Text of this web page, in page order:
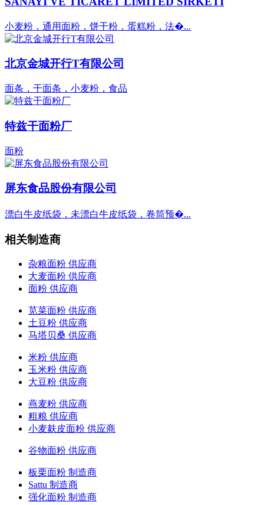
小麦粉，通用面粉，饼干粉，蛋糕粉，法�...
北京金城开行T有限公司
面条，干面条，小麦粉，食品
特兹干面粉厂
面粉
屏东食品股份有限公司
漂白牛皮纸袋，未漂白牛皮纸袋，卷筒预�...
相关制造商
杂粮面粉 供应商
大麦面粉 供应商
面粉 供应商
苋菜面粉 供应商
土豆粉 供应商
马塔贝桑 供应商
米粉 供应商
玉米粉 供应商
大豆粉 供应商
燕麦粉 供应商
粗粮 供应商
小麦麸皮面粉 供应商
谷物面粉 供应商
板栗面粉 制造商
Sattu 制造商
强化面粉 制造商